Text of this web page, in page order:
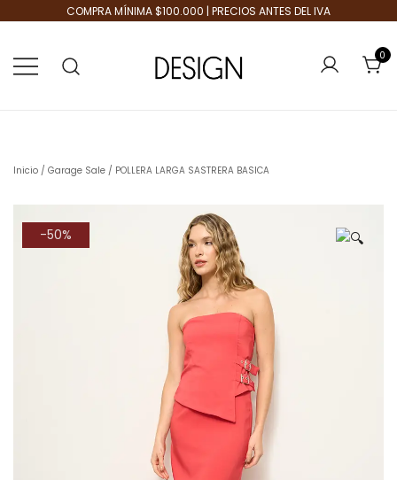
COMPRA MÍNIMA $100.000 | PRECIOS ANTES DEL IVA
0
Inicio / Garage Sale / POLLERA LARGA SASTRERA BASICA
-50%